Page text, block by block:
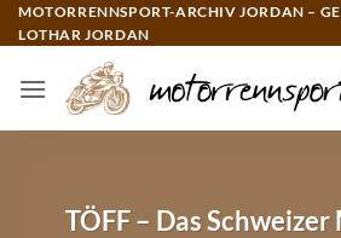
Zum
Inhalt
MOTORRENNSPORT-ARCHIV JORDAN –
LOTHAR JORDAN
TÖFF – Das